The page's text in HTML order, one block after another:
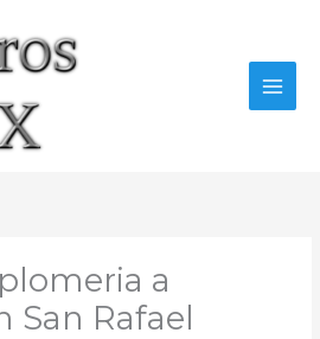
a
San Rafael